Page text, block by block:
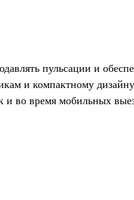
пульсации и
и компактному
и во время мобильных